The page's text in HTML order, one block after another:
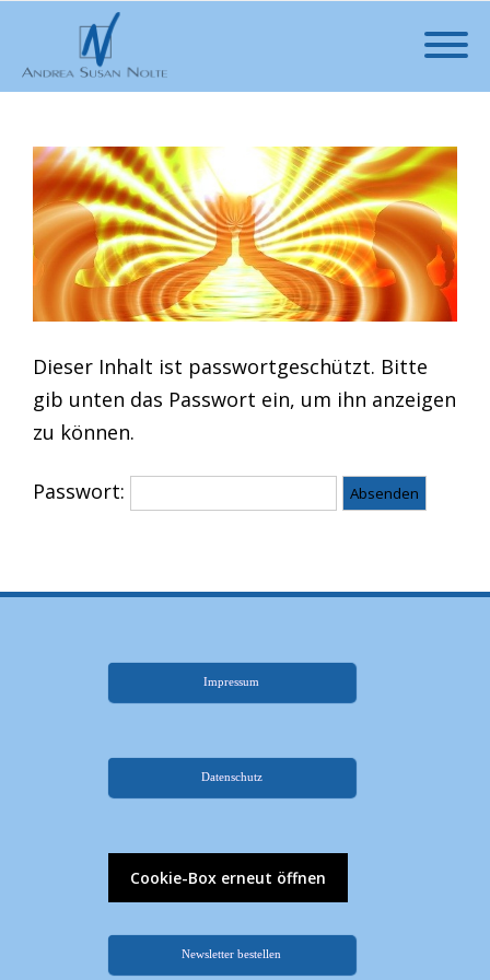
Dieser Inhalt ist passwortgeschützt. Bitte
gib unten das Passwort ein, um ihn anzeigen
zu können.
Passwort:
Impressum
Datenschutz
Cookie-Box erneut öffnen
Newsletter bestellen